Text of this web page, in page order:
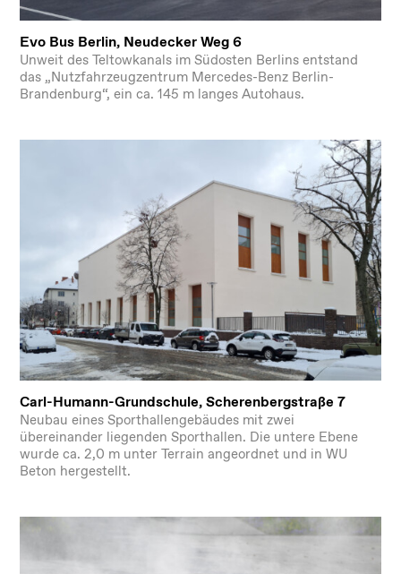
Evo Bus Berlin, Neudecker Weg 6
Unweit des Teltowkanals im Südosten Berlins entstand
das „Nutzfahrzeugzentrum Mercedes-Benz Berlin-
Brandenburg“, ein ca. 145 m langes Autohaus.
Carl-Humann-Grundschule, Scherenbergstraße 7
Neubau eines Sporthallengebäudes mit zwei
übereinander liegenden Sporthallen. Die untere Ebene
wurde ca. 2,0 m unter Terrain angeordnet und in WU
Beton hergestellt.